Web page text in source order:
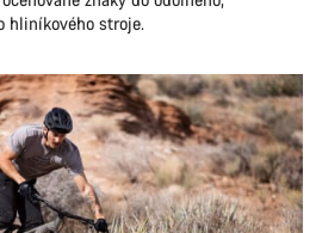
hliníkového stroje.